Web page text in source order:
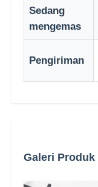
Sedang
mengemas
Pengiriman
Galeri Produk